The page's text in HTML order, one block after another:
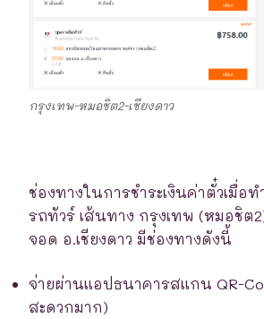
กรุงเทพ-หมอชิต2-เชียงดาว
ช่องทางในการชำระเงินค่าตั๋วเมื่อ
รถทัวร์ เส้นทาง กรุงเทพ (หมอชิต
จอด อ.เชียงดาว มีช่องทางดังนี้
จ่ายผ่านแอปธนาคารสแกน QR-
สะดวกมาก)